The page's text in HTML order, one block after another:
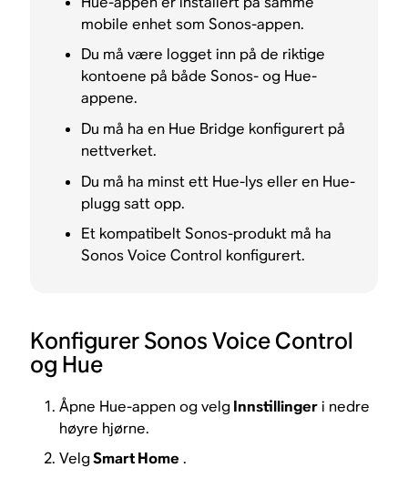
mobile enhet som Sonos-appen.
Du må være logget inn på de riktige
kontoene på både Sonos- og Hue-
appene.
Du må ha en Hue Bridge konfigurert på
nettverket.
Du må ha minst ett Hue-lys eller en Hue-
plugg satt opp.
Et kompatibelt Sonos-produkt må ha
Sonos Voice Control konfigurert.
Konfigurer Sonos Voice Control
og Hue
Åpne Hue-appen og velgInnstillingeri nedre
høyre hjørne.
VelgSmart Home .